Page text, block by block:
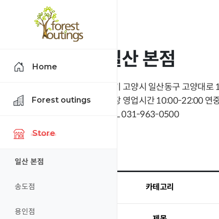
Home
Forest outings
Store
일산 본점
송도점
용인점
일산 본점
경기 고양시 일산동구 고양대
매장 영업시간 10:00-22:00 연
TEL 031-963-0500
카테고리